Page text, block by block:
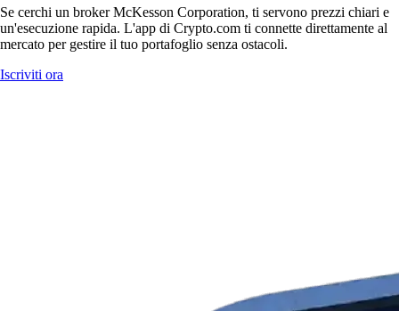
Se cerchi un broker McKesson Corporation, ti servono prezzi chiari e
un'esecuzione rapida. L'app di Crypto.com ti connette direttamente al
mercato per gestire il tuo portafoglio senza ostacoli.
Iscriviti ora